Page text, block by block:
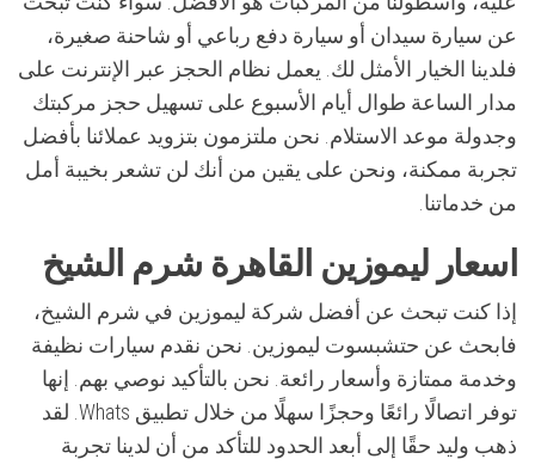
عن سيارة سيدان أو سيارة دفع رباعي أو شاحنة صغيرة،
فلدينا الخيار الأمثل لك. يعمل نظام الحجز عبر الإنترنت على
مدار الساعة طوال أيام الأسبوع على تسهيل حجز مركبتك
وجدولة موعد الاستلام. نحن ملتزمون بتزويد عملائنا بأفضل
تجربة ممكنة، ونحن على يقين من أنك لن تشعر بخيبة أمل
من خدماتنا.
اسعار ليموزين القاهرة شرم الشيخ
إذا كنت تبحث عن أفضل شركة ليموزين في شرم الشيخ،
فابحث عن حتشبسوت ليموزين. نحن نقدم سيارات نظيفة
وخدمة ممتازة وأسعار رائعة. نحن بالتأكيد نوصي بهم. إنها
توفر اتصالًا رائعًا وحجزًا سهلًا من خلال تطبيق Whats. لقد
ذهب وليد حقًا إلى أبعد الحدود للتأكد من أن لدينا تجربة